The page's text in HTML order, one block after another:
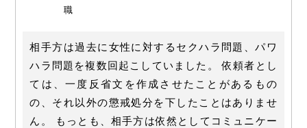
職
相手方は過去に女性に対するセクハラ問題、パワ
ハラ問題を複数回起こしていました。 依頼者とし
ては、一度反省文を作成させたことがあるもの
の、それ以外の懲戒処分を下したことはありませ
ん。 もっとも、相手方は依然としてコミュニケー